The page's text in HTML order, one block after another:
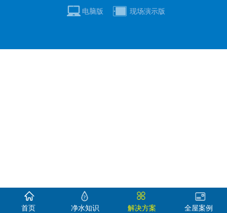
电脑版
现场演示版
首页 净水知识 解决方案 全屋案例